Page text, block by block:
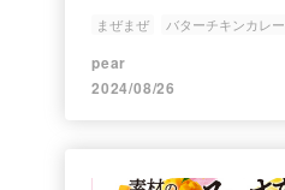
まぜまぜ バターチキンカレー
pear
2024/08/26